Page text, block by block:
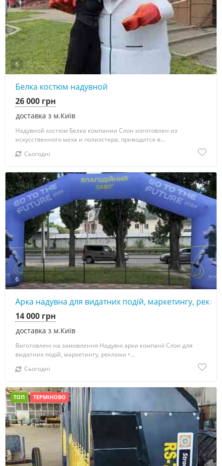
6
Белка костюм надувной
доставка з м.Київ
26 000 грн
Надувной костюм Белка компании Слон изготовлен из
искусственного меха и полиэстера, приводится в...
Сьогодні
6
Арка надувна для видатних подій, маркетингу,
доставка з м.Київ
14 000 грн
Виготовлені на замовлення Надувні арки компанії Слон для
видатних подій, маркетингу, реклами •...
Сьогодні
ТОП ТЕРМІНОВО